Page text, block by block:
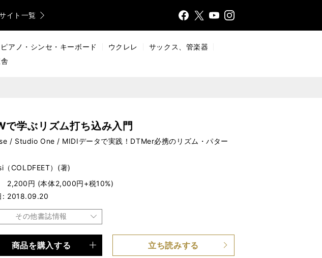
イト一覧
FaceX
YouTInsta
ピアノ・シンセ・キーボード ウクレレ
サックス、管楽器
で学ぶリズム打ち込み入門
/ Studio One / MIDIデータで実践！DTMer必携のリズム・パター
（COLDFEET）(著)
2,200円 (本体2,000円+税10%)
2018.09.20
その他書誌情報
書籍
商品を購入する 立ち読みする